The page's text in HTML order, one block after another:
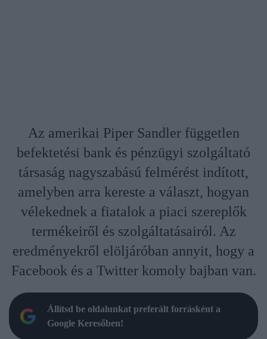
Az amerikai Piper Sandler független
befektetési bank és pénzügyi szolgáltató
társaság nagyszabású felmérést indított,
amelyben arra kereste a választ, hogyan
vélekednek a fiatalok a piaci szereplők
termékeiről és szolgáltatásairól. Az
eredményekről elöljáróban annyit, hogy a
Facebook és a Twitter komoly bajban van.
Állítsd be oldalunkat preferált forrásként a
Google Keresőben!